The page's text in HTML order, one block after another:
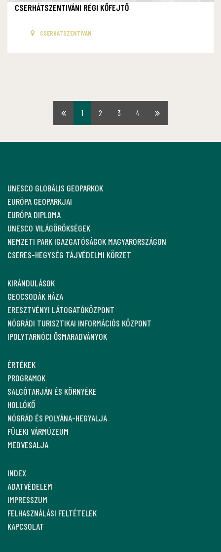
CSERHÁTSZENTIVÁNI RÉGI KŐFEJTŐ
CSERHÁTSZENTIVÁN
Első1 2 3 4
Utolsó
UNESCO GLOBÁLIS GEOPARKOK
EURÓPA GEOPARKJAI
EURÓPA DIPLOMA
UNESCO VILÁGÖRÖKSÉGEK
NEMZETI PARK IGAZGATÓSÁGOK MAGYARORSZÁGON
CSERES-HEGYSÉG TÁJVÉDELMI KÖRZET
KIRÁNDULÁSOK
GEOCSODÁK HÁZA
ERESZTVÉNYI LÁTOGATÓKÖZPONT
NÓGRÁDI TURISZTIKAI INFORMÁCIÓS KÖZPONT
IPOLYTARNÓCI ŐSMARADVÁNYOK
ÉRTÉKEK
PROGRAMOK
SALGÓTARJÁN ÉS KÖRNYÉKE
HOLLÓKŐ
NÓGRÁD ÉS POLYÁNA-HEGYALJA
FÜLEKI VÁRMÚZEUM
MEDVESALJA
INDEX
ADATVÉDELEM
IMPRESSZUM
FELHASZNÁLÁSI FELTÉTELEK
KAPCSOLAT